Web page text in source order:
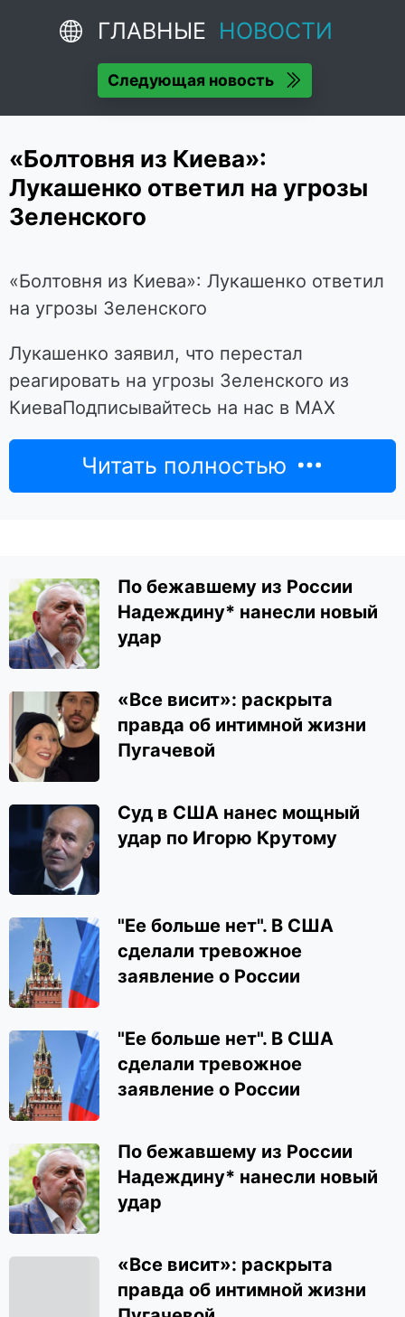
ГЛАВНЫЕ НОВОСТИ
Следующая новость
«Болтовня из Киева»:
Лукашенко ответил на угрозы
Зеленского
«Болтовня из Киева»: Лукашенко ответил
на угрозы Зеленского
Лукашенко заявил, что перестал
реагировать на угрозы Зеленского из
КиеваПодписывайтесь на нас в MAX
Читать полностью
По бежавшему из России
Надеждину* нанесли новый
удар
«Все висит»: раскрыта
правда об интимной жизни
Пугачевой
Суд в США нанес мощный
удар по Игорю Крутому
"Ее больше нет". В США
сделали тревожное
заявление о России
"Ее больше нет". В США
сделали тревожное
заявление о России
По бежавшему из России
Надеждину* нанесли новый
удар
«Все висит»: раскрыта
правда об интимной жизни